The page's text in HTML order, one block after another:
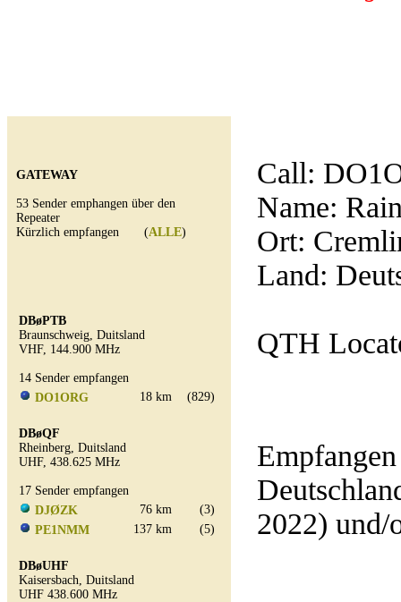
GATEWAY
53 Sender emphangen über den
Repeater
Kürzlich empfangen (ALLE)
DBøPTB
Braunschweig, Duitsland
VHF, 144.900 MHz
14 Sender empfangen
DO1ORG
18 km (829)
DBøQF
Rheinberg, Duitsland
UHF, 438.625 MHz
17 Sender empfangen
DJØZK
76 km
(3)
PE1NMM
137 km (5)
DBøUHF
Kaisersbach, Duitsland
UHF 438.600 MHz
Call:
Name:
Ort:
Land:
QTH
2022) und/